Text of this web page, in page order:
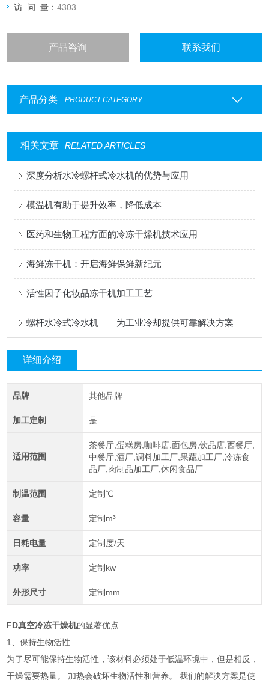
访 问 量：4303
产品咨询 联系我们
产品分类 PRODUCT CATEGORY
相关文章 RELATED ARTICLES
深度分析水冷螺杆式冷水机的优势与应用
模温机有助于提升效率，降低成本
医药和生物工程方面的冷冻干燥机技术应用
海鲜冻干机：开启海鲜保鲜新纪元
活性因子化妆品冻干机加工工艺
螺杆水冷式冷水机——为工业冷却提供可靠解决方案
详细介绍
品牌 其他品牌
加工定制 是
适用范围
茶餐厅,蛋糕房,咖啡店,面包房,饮品店,西餐厅,
中餐厅,酒厂,调料加工厂,果蔬加工厂,冷冻食
品厂,肉制品加工厂,休闲食品厂
制温范围 定制℃
容量 定制m³
日耗电量 定制度/天
功率 定制kw
外形尺寸 定制mm
FD真空冷冻干燥机的显著优点
1、保持生物活性
为了尽可能保持生物活性，该材料必须处于低温环境中，但是相反，
干燥需要热量。 加热会破坏生物活性和营养。 我们的解决方案是使